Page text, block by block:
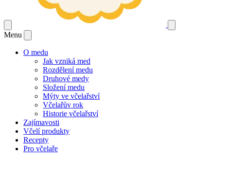
Menu
O medu
Jak vzniká med
Rozdělení medu
Druhové medy
Složení medu
Mýty ve včelařství
Včelařův rok
Historie včelařství
Zajímavosti
Včelí produkty
Recepty
Pro včelaře